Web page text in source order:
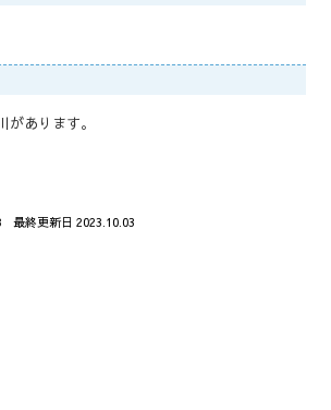
があります。
最終更新日 2023.10.03